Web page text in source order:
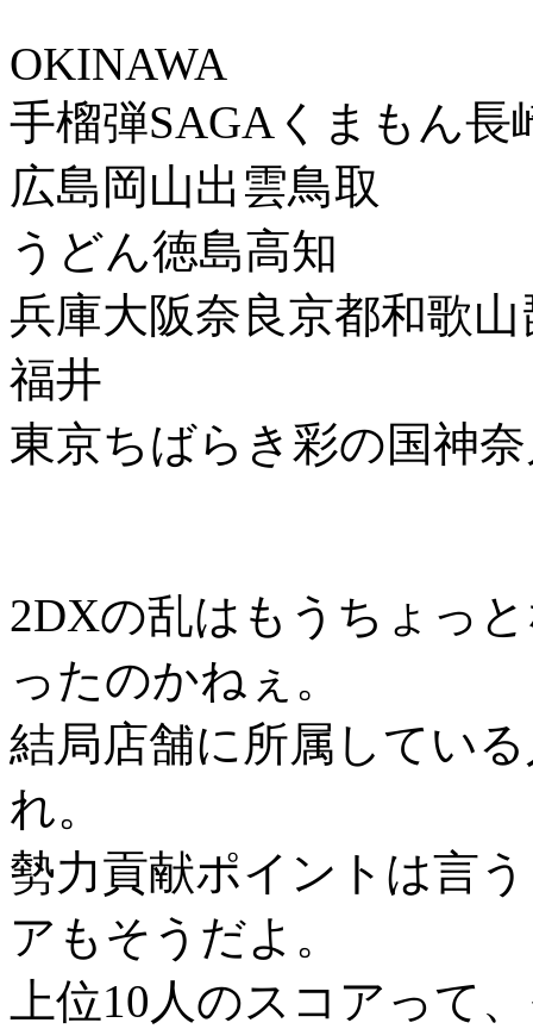
OKINAWA
手榴弾SAGAくまもん長
広島岡山出雲鳥取
うどん徳島高知
兵庫大阪奈良京都和歌山
福井
東京ちばらき彩の国神
2DXの乱はもうちょっ
ったのかねぇ。
結局店舗に所属してい
れ。
勢力貢献ポイントは言
アもそうだよ。
上位10人のスコアって